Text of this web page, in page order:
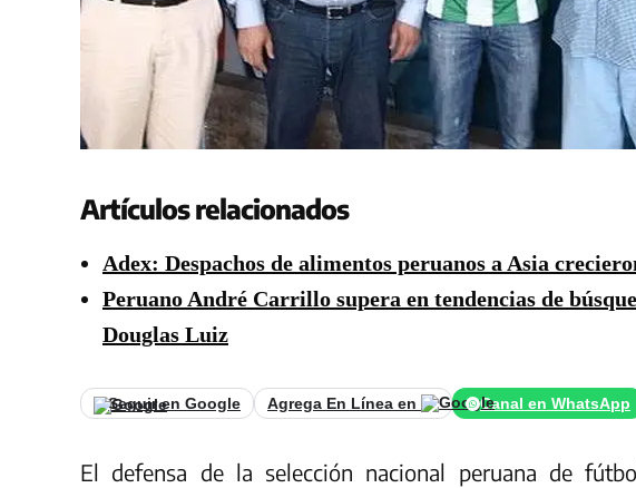
Artículos relacionados
Adex: Despachos de alimentos peruanos a Asia
Peruano André Carrillo supera en tendencias de
Douglas Luiz
Seguir en Google Agrega En Línea en Canal en WhatsApp
El defensa de la selección nacional peruana de